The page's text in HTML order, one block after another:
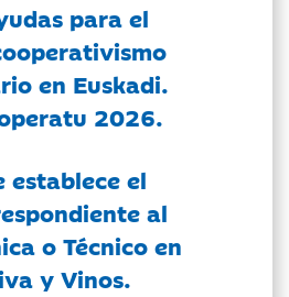
para el
en Euskadi.
2026.
establece el
al
o Técnico en
y Vinos.